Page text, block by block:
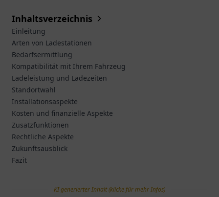
Inhaltsverzeichnis
Einleitung
Arten von Ladestationen
Bedarfsermittlung
Kompatibilität mit Ihrem Fahrzeug
Ladeleistung und Ladezeiten
Standortwahl
Installationsaspekte
Kosten und finanzielle Aspekte
Zusatzfunktionen
Rechtliche Aspekte
Zukunftsausblick
Fazit
KI generierter Inhalt (klicke für mehr Infos)